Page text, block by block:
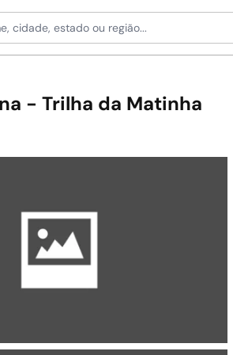
- Trilha da Matinha